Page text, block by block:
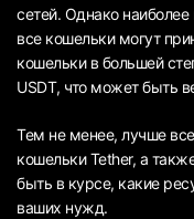
сетей. Однако
все кошельки могут
кошельки в большей
USDT, что может быть
Тем не менее, лучше
кошельки Tether, а
быть в курсе, какие
ваших нужд.